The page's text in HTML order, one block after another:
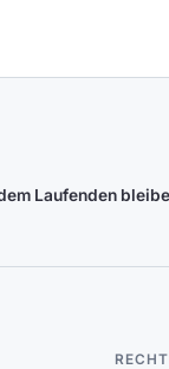
Laufenden